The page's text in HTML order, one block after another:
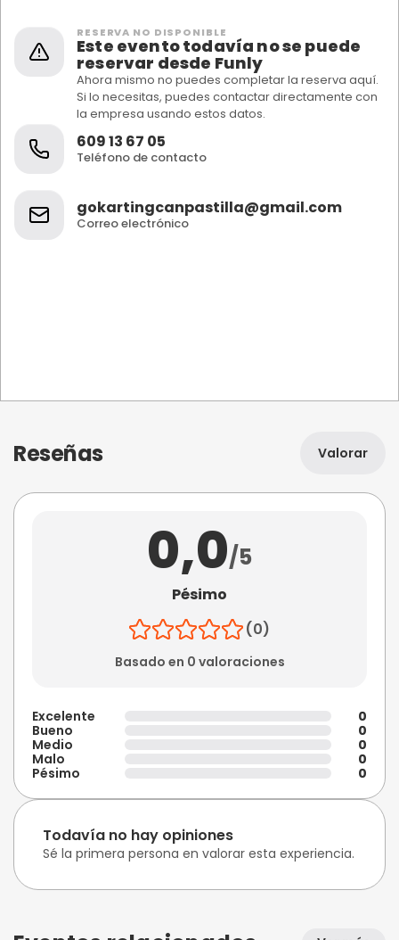
RESERVA NO DISPONIBLE
Este evento todavía no se puede
reservar desde Funly
Ahora mismo no puedes completar la reserva aquí.
Si lo necesitas, puedes contactar directamente con
la empresa usando estos datos.
609 13 67 05
Teléfono de contacto
gokartingcanpastilla@gmail.com
Correo electrónico
Reseñas Valorar
0,0/5
Pésimo
(0)
Basado en 0 valoraciones
Excelente
0
Bueno
0
Medio
0
Malo
0
Pésimo
0
Todavía no hay opiniones
Sé la primera persona en valorar esta experiencia.